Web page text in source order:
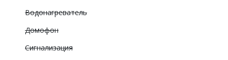
Водонагреватель
Домофон
Сигнализация